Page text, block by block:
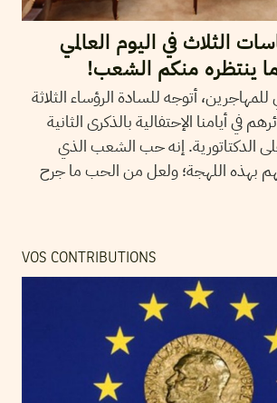
الثلاث في اليوم العالمي
ينتظره منكم الشعب!
للمهاجرين، أتوجه للسادة الرؤساء الثلاثة
في أيامنا الإحتفالية بالذكرى الثانية
الدكتاتورية. إنه حب الشعب الذي
بهذه اللهجة؛ ولعل من الحب ما جرح
VOS CONTRIBUTIONS